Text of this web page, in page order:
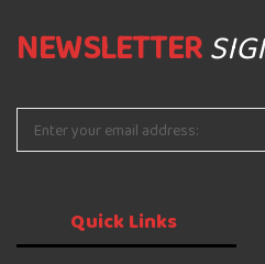
NEWSLETTER
QuickLinks